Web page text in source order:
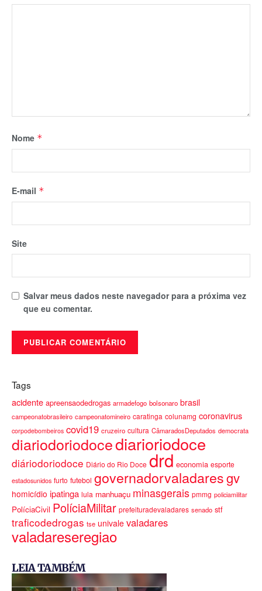
Nome *
E-mail *
Site
Salvar meus dados neste navegador para a próxima vez
que eu comentar.
Tags
acidente apreensaodedrogas armadefogo bolsonaro brasil
campeonatobrasileiro campeonatomineiro caratinga colunamg coronavirus
corpodebombeiros covid19 cruzeiro cultura CâmaradosDeputados democrata
diariodoriodocediarioriodoce
diáriodoriodoce Diário do Rio Doce drd economia esporte
estadosunidos furto futebol governadorvaladaresgv
homicídio ipatinga lula manhuaçu minasgerais pmmg policiamilitar
PolíciaCivil PolíciaMilitar prefeituradevaladares senado stf
traficodedrogas tse univale valadares
valadareseregiao
LEIA TAMBÉM